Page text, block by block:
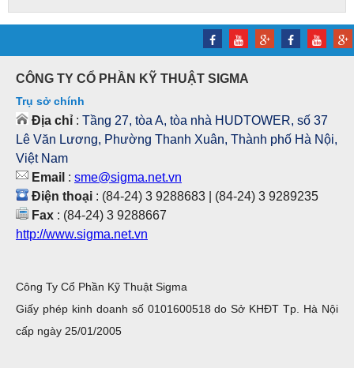
CÔNG TY CỔ PHẦN KỸ THUẬT SIGMA
Trụ sở chính
Địa chỉ : Tầng 27, tòa A, tòa nhà HUDTOWER, số 37
Lê Văn Lương, Phường Thanh Xuân, Thành phố Hà Nội,
Việt Nam
Email : sme@sigma.net.vn
Điện thoại : (84-24) 3 9288683 | (84-24) 3 9289235
Fax : (84-24) 3 9288667
http://www.sigma.net.vn
Công Ty Cổ Phần Kỹ Thuật Sigma
Giấy phép kinh doanh số 0101600518 do Sở KHĐT Tp. Hà Nội
cấp ngày 25/01/2005